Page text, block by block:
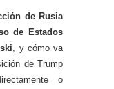
de Rusia
de Estados
, y cómo va
de Trump
o